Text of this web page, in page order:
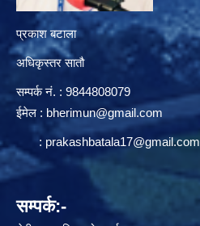
प्रकाश बटाला
अधिकृस्तर सातौ
सम्पर्क न‌ं. : 9844808079
ईमेल : bherimun@gmail.com
: prakashbatala17@gmail.com
सम्पर्क:-